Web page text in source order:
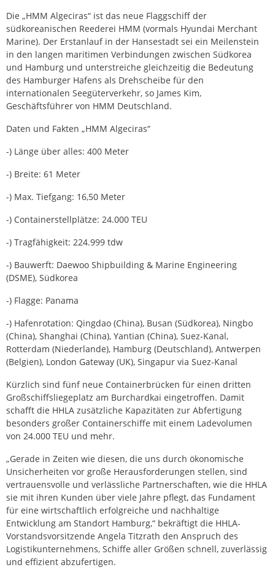
Die „HMM Algeciras“ ist das neue Flaggschiff der
südkoreanischen Reederei HMM (vormals Hyundai Merchant
Marine). Der Erstanlauf in der Hansestadt sei ein Meilenstein
in den langen maritimen Verbindungen zwischen Südkorea
und Hamburg und unterstreiche gleichzeitig die Bedeutung
des Hamburger Hafens als Drehscheibe für den
internationalen Seegüterverkehr, so James Kim,
Geschäftsführer von HMM Deutschland.
Daten und Fakten „HMM Algeciras“
-) Länge über alles: 400 Meter
-) Breite: 61 Meter
-) Max. Tiefgang: 16,50 Meter
-) Containerstellplätze: 24.000 TEU
-) Tragfähigkeit: 224.999 tdw
-) Bauwerft: Daewoo Shipbuilding & Marine Engineering
(DSME), Südkorea
-) Flagge: Panama
-) Hafenrotation: Qingdao (China), Busan (Südkorea), Ningbo
(China), Shanghai (China), Yantian (China), Suez-Kanal,
Rotterdam (Niederlande), Hamburg (Deutschland), Antwerpen
(Belgien), London Gateway (UK), Singapur via Suez-Kanal
Kürzlich sind fünf neue Containerbrücken für einen dritten
Großschiffsliegeplatz am Burchardkai eingetroffen. Damit
schafft die HHLA zusätzliche Kapazitäten zur Abfertigung
besonders großer Containerschiffe mit einem Ladevolumen
von 24.000 TEU und mehr.
„Gerade in Zeiten wie diesen, die uns durch ökonomische
Unsicherheiten vor große Herausforderungen stellen, sind
vertrauensvolle und verlässliche Partnerschaften, wie die HHLA
sie mit ihren Kunden über viele Jahre pflegt, das Fundament
für eine wirtschaftlich erfolgreiche und nachhaltige
Entwicklung am Standort Hamburg,“ bekräftigt die HHLA-
Vorstandsvorsitzende Angela Titzrath den Anspruch des
Logistikunternehmens, Schiffe aller Größen schnell, zuverlässig
und effizient abzufertigen.